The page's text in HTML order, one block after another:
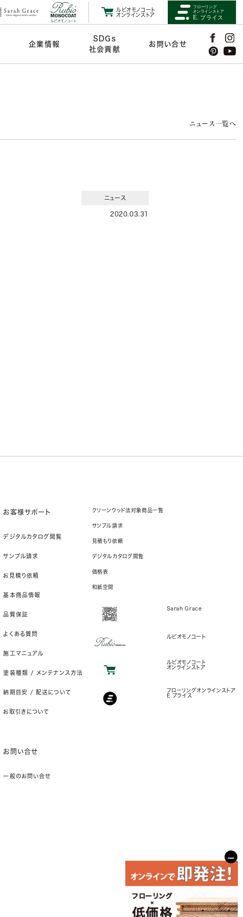
ルビオモノコート
オンラインストア
企業情報
SDGs
社会貢献
お問い合せ
ニュース一覧へ
ニュース
2020.03.31
お客様サポート
デジタルカタログ閲覧
サンプル請求
お見積り依頼
基本商品情報
品質保証
よくある質問
施工マニュアル
塗装種類 / メンテナンス方法
納期目安 / 配送について
お取引きについて
お問い合せ
一般のお問い合せ
クリーンウッド法対象商品一覧
サンプル請求
見積もり依頼
デジタルカタログ閲覧
価格表
和紙空間
Sarah Grace
ルビオモノコート
ルビオモノコート
オンラインストア
フローリングオンラインストア
E.プライス
−